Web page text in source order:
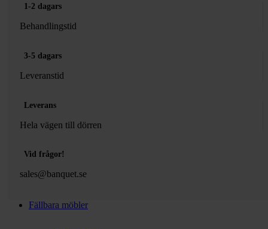
1-2 dagars
Behandlingstid
3-5 dagars
Leveranstid
Leverans
Hela vägen till dörren
Vid frågor!
sales@banquet.se
Fällbara möbler